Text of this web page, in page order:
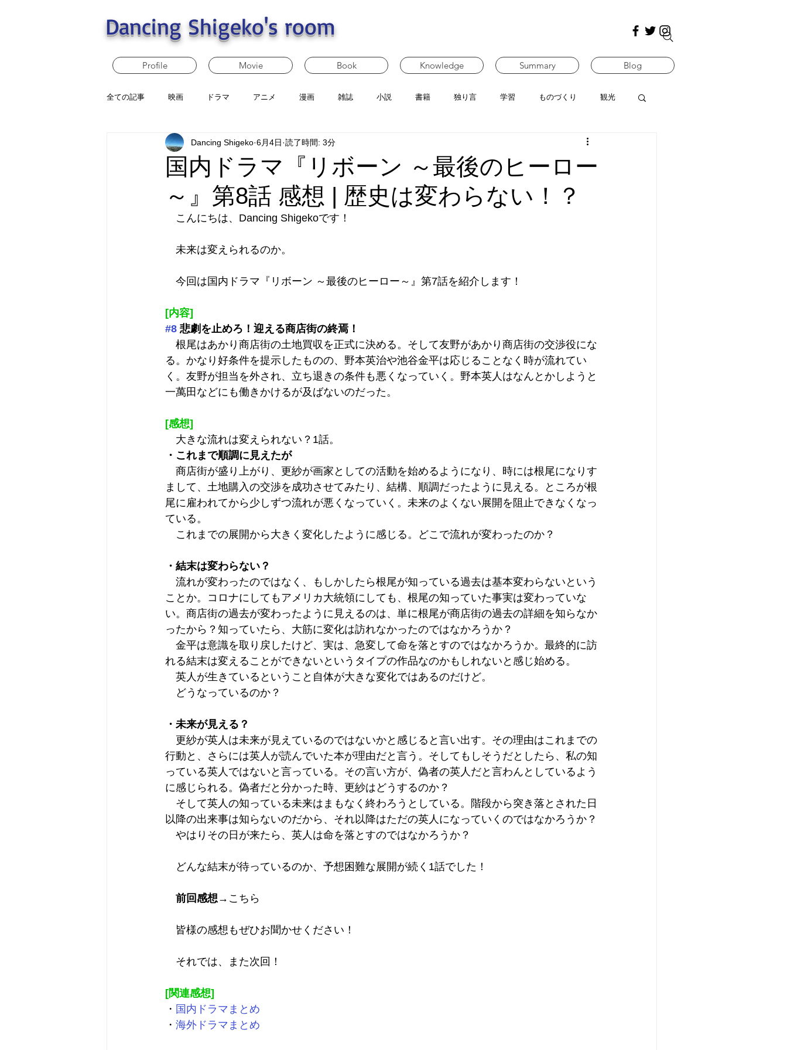
Dancing Shigeko's room
Profile Movie Book Knowledge Summary Blog
全ての記事 映画 ドラマ アニメ 漫画 雑誌 小説 書籍 独り言 学習 ものづくり 観光
国内ドラマ『リボーン ～最後のヒーロー
～』第8話 感想 | 歴史は変わらない！？
Dancing Shigeko 6月4日 読了時間: 3分
こんにちは、Dancing Shigekoです！
未来は変えられるのか。
今回は国内ドラマ『リボーン ～最後のヒーロー～』第7話を紹介します！
[内容]
#8 悲劇を止めろ！迎える商店街の終焉！
根尾はあかり商店街の土地買収を正式に決める。そして友野があかり商店街の交渉役にな
る。かなり好条件を提示したものの、野本英治や池谷金平は応じることなく時が流れてい
く。友野が担当を外され、立ち退きの条件も悪くなっていく。野本英人はなんとかしようと
一萬田などにも働きかけるが及ばないのだった。
[感想]
大きな流れは変えられない？1話。
・これまで順調に見えたが
商店街が盛り上がり、更紗が画家としての活動を始めるようになり、時には根尾になりす
まして、土地購入の交渉を成功させてみたり、結構、順調だったように見える。ところが根
尾に雇われてから少しずつ流れが悪くなっていく。未来のよくない展開を阻止できなくなっ
ている。
これまでの展開から大きく変化したように感じる。どこで流れが変わったのか？
・結末は変わらない？
流れが変わったのではなく、もしかしたら根尾が知っている過去は基本変わらないという
ことか。コロナにしてもアメリカ大統領にしても、根尾の知っていた事実は変わっていな
い。商店街の過去が変わったように見えるのは、単に根尾が商店街の過去の詳細を知らなか
ったから？知っていたら、大筋に変化は訪れなかったのではなかろうか？
金平は意識を取り戻したけど、実は、急変して命を落とすのではなかろうか。最終的に訪
れる結末は変えることができないというタイプの作品なのかもしれないと感じ始める。
英人が生きているということ自体が大きな変化ではあるのだけど。
どうなっているのか？
・未来が見える？
更紗が英人は未来が見えているのではないかと感じると言い出す。その理由はこれまでの
行動と、さらには英人が読んでいた本が理由だと言う。そしてもしそうだとしたら、私の知
っている英人ではないと言っている。その言い方が、偽者の英人だと言わんとしているよう
に感じられる。偽者だと分かった時、更紗はどうするのか？
そして英人の知っている未来はまもなく終わろうとしている。階段から突き落とされた日
以降の出来事は知らないのだから、それ以降はただの英人になっていくのではなかろうか？
やはりその日が来たら、英人は命を落とすのではなかろうか？
どんな結末が待っているのか、予想困難な展開が続く1話でした！
前回感想→ こちら
皆様の感想もぜひお聞かせください！
それでは、また次回！
[関連感想]
・ 国内ドラマまとめ
・ 海外ドラマまとめ